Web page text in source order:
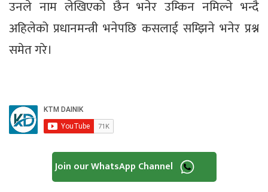
उनले नाम लेखिएको छैन भनेर उम्किन नमिल्ने भन्दै
अहिलेको प्रधानमन्त्री भनेपछि कसलाई सम्झिने भनेर प्रश्न
समेत गरे।
Join our WhatsApp Channel